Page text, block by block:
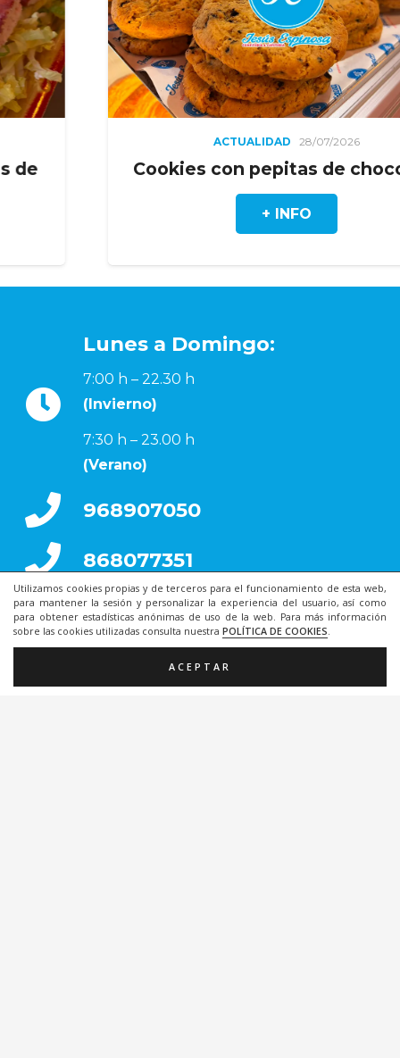
Utilizamos cookies propias y de terceros para el funcionamiento de esta web,
para mantener la sesión y personalizar la experiencia del usuario, así como
para obtener estadísticas anónimas de uso de la web. Para más información
sobre las cookies utilizadas consulta nuestra POLÍTICA DE COOKIES.
ACEPTAR
28/07/2026
Cookies con pepitas de chocolate
Lunes a Domingo:
7:00 h – 22.30 h
(Invierno)
7:30 h – 23.00 h
(Verano)
968907050
868077351